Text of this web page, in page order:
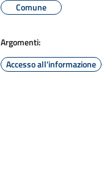
Comune
Argomenti:
Accesso all'informazione